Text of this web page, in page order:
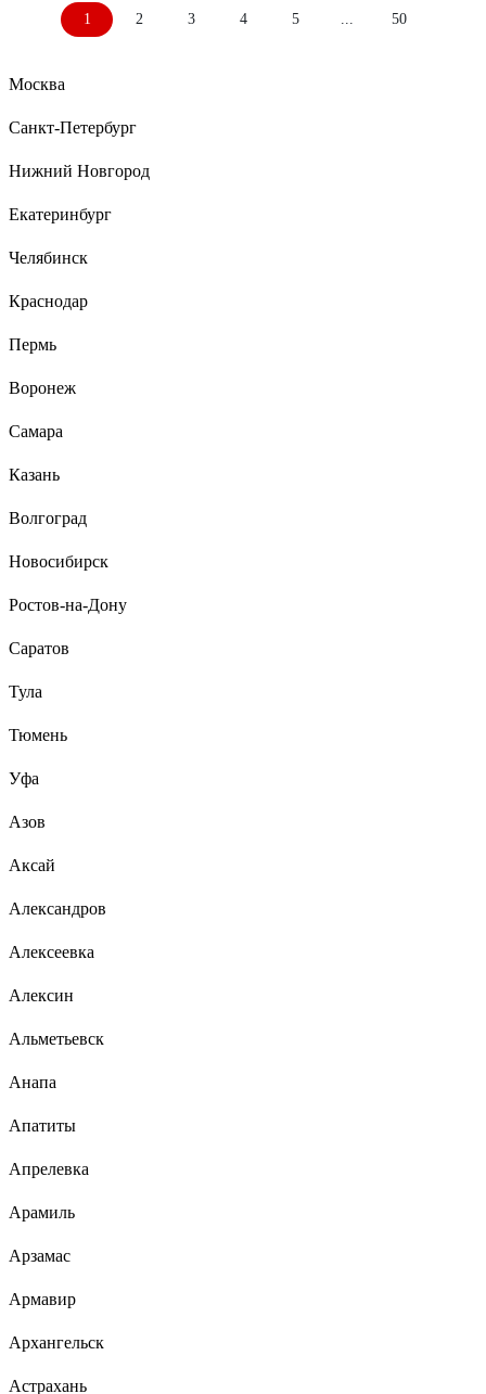
1 2 3 4 5 50
Москва
Санкт-Петербург
Нижний Новгород
Екатеринбург
Челябинск
Краснодар
Пермь
Воронеж
Самара
Казань
Волгоград
Новосибирск
Ростов-на-Дону
Саратов
Тула
Тюмень
Уфа
Азов
Аксай
Александров
Алексеевка
Алексин
Альметьевск
Анапа
Апатиты
Апрелевка
Арамиль
Арзамас
Армавир
Архангельск
Астрахань